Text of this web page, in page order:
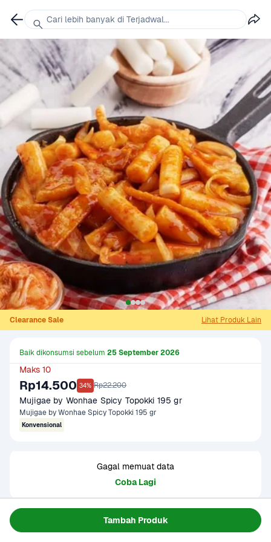
Tambah Produk
Clearance Sale Lihat Produk Lain
Baik dikonsumsi sebelum 25 September 2026
Maks 10
Rp14.500 34% Rp22.200
Mujigae by Wonhae Spicy Topokki 195 gr
Mujigae by Wonhae Spicy Topokki 195 gr
Konvensional
Gagal memuat data
Coba Lagi
Cari lebih banyak di Terjadwal...